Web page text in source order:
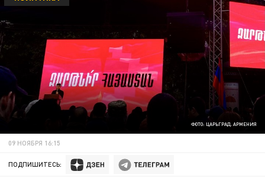
ФОТО: ЦАРЬГРАД. АРМЕНИЯ
09 НОЯБРЯ 16:15
ПОДПИШИТЕСЬ: